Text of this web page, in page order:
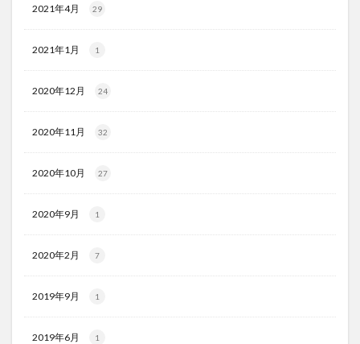
2021年4月 29
2021年1月 1
2020年12月 24
2020年11月 32
2020年10月 27
2020年9月 1
2020年2月 7
2019年9月 1
2019年6月 1